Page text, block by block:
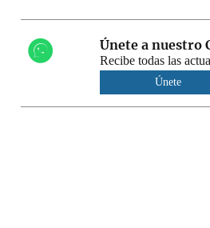
Únete a nuestro
Recibe todas las
Únete